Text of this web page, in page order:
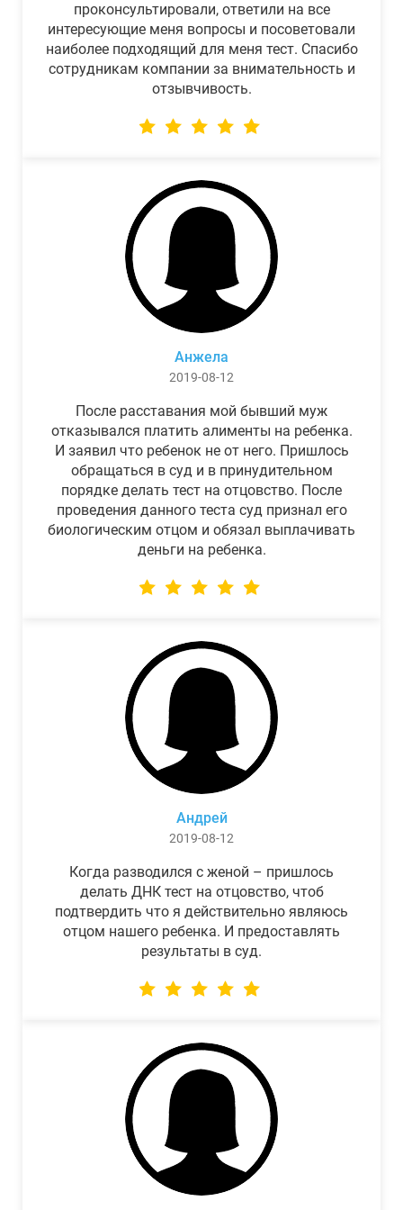
проконсультировали, ответили на все
интересующие меня вопросы и посоветовали
наиболее подходящий для меня тест. Спасибо
сотрудникам компании за внимательность и
отзывчивость.
Анжела
2019-08-12
После расставания мой бывший муж
отказывался платить алименты на ребенка.
И заявил что ребенок не от него. Пришлось
обращаться в суд и в принудительном
порядке делать тест на отцовство. После
проведения данного теста суд признал его
биологическим отцом и обязал выплачивать
деньги на ребенка.
Андрей
2019-08-12
Когда разводился с женой – пришлось
делать ДНК тест на отцовство, чтоб
подтвердить что я действительно являюсь
отцом нашего ребенка. И предоставлять
результаты в суд.